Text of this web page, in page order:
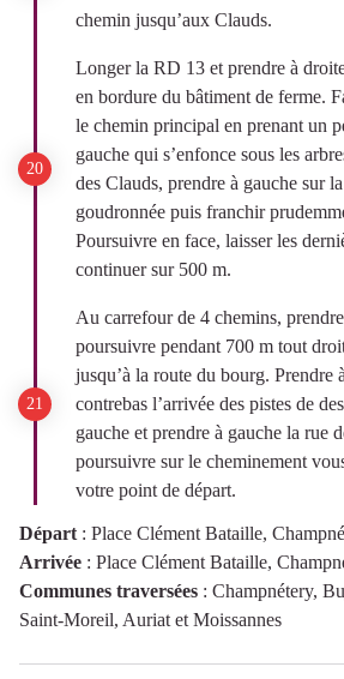
chemin jusqu’aux Clauds.
Longer la RD 13 et prendre à
en bordure du bâtiment de ferme.
le chemin principal en prenant un
gauche qui s’enfonce sous les
des Clauds, prendre à gauche sur
goudronnée puis franchir
Poursuivre en face, laisser les
continuer sur 500 m.
Au carrefour de 4 chemins,
poursuivre pendant 700 m tout
jusqu’à la route du bourg. Prendre
contrebas l’arrivée des pistes de
gauche et prendre à gauche la rue
poursuivre sur le cheminement
votre point de départ.
Départ : Place Clément Bataille,
Arrivée : Place Clément Bataille,
Communes traversées : Champnétery,
Saint-Moreil, Auriat et Moissannes